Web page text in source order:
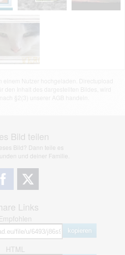
§2(3) unserer AGB handeln.
Bild teilen
Bild? Dann teile es
und deiner Familie.
Links
Empfohlen
kopieren
HTML